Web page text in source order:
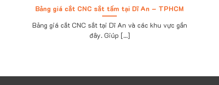
Bảng giá cắt CNC sắt tấm tại Dĩ An – TPHCM
Bảng giá cắt CNC sắt tại Dĩ An và các khu vực gần
đây. Giúp [...]